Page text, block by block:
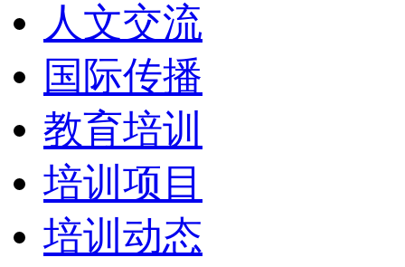
人文交流
国际传播
教育培训
培训项目
培训动态